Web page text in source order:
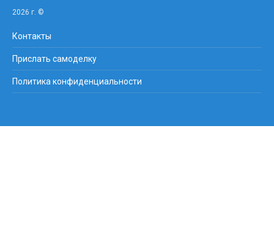
2026 г. ©
Контакты
Прислать самоделку
Политика конфиденциальности